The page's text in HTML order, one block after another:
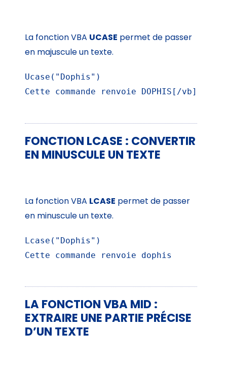
La fonction VBA UCASE permet de passer
en majuscule un texte.
Ucase("Dophis")
Cette commande renvoie DOPHIS[/vb]
FONCTION LCASE : CONVERTIR
EN MINUSCULE UN TEXTE
La fonction VBA LCASE permet de passer
en minuscule un texte.
Lcase("Dophis")
Cette commande renvoie dophis
LA FONCTION VBA MID :
EXTRAIRE UNE PARTIE PRÉCISE
D’UN TEXTE